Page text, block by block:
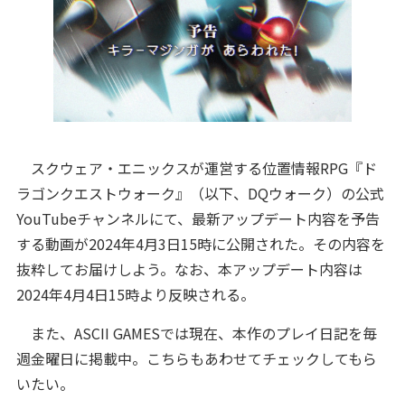
スクウェア・エニックスが運営する位置情報RPG『ド
ラゴンクエストウォーク』（以下、DQウォーク）の公式
YouTubeチャンネルにて、最新アップデート内容を予告
する動画が2024年4月3日15時に公開された。その内容を
抜粋してお届けしよう。なお、本アップデート内容は
2024年4月4日15時より反映される。
また、ASCII GAMESでは現在、本作のプレイ日記を毎
週金曜日に掲載中。こちらもあわせてチェックしてもら
いたい。